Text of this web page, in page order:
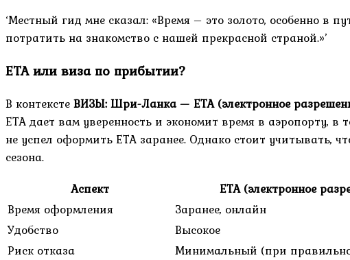
‘Местный гид мне сказал: «Время – это золото, особенно в
потратить на знакомство с нашей прекрасной страной.»’
ETA или виза по прибытии?
В контекстеВИЗЫ: Шри-Ланка — ETA (электронное
ETA дает вам уверенность и экономит время в аэропорту,
не успел оформить ETA заранее. Однако стоит учитывать,
сезона.
Аспект
ETA (электронное
Время оформления
Заранее, онлайн
Удобство
Высокое
Риск отказа
Минимальный (при